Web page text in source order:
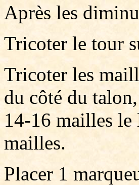
Après les
Tricoter le tour
Tricoter les
du côté du
14-16 mailles
mailles.
Placer 1